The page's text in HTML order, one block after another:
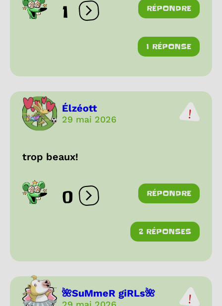
1 Ouvrir les réactions
RÉPONDRE
1 RÉPONSE
Élzéott
29 mai 2026
trop beaux!
0 Ouvrir les réactions
RÉPONDRE
2 RÉPONSES
🌺SuMmeR giRLs🌺